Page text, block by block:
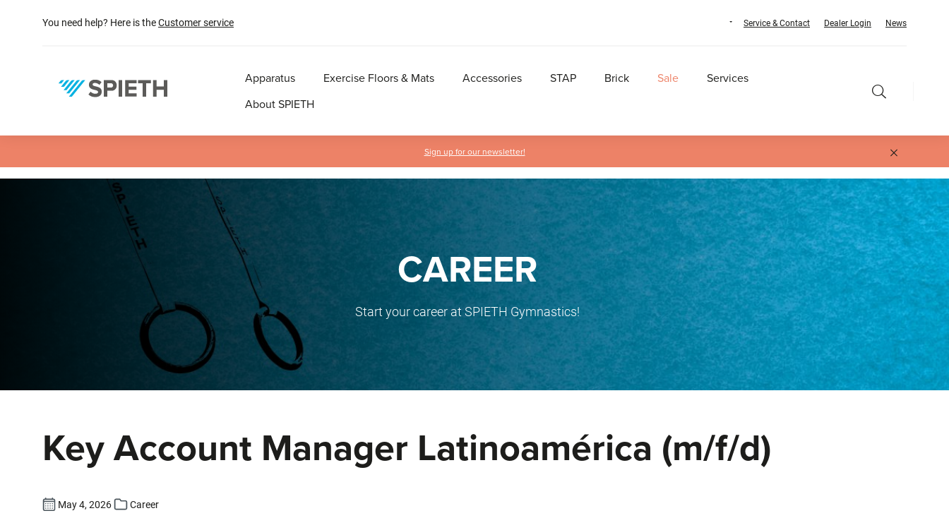
Skip to main navigation
You need help? Here is theCustomer service Service & Contact Dealer Login News
Apparatus Exercise Floors & Mats Accessories STAP Brick Sale
Services
About SPIETH
Sign up for our newsletter!
CAREER
Start your career at SPIETH Gymnastics!
Key Account Manager Latinoamérica (m/f/d)
May 4, 2026 Career